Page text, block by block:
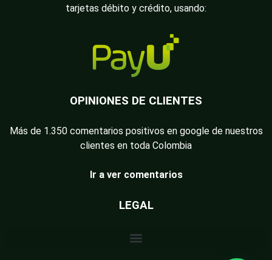
tarjetas débito y crédito, usando:
OPINIONES DE CLIENTES
Más de 1.350 comentarios positivos en google de nuestros
clientes en toda Colombia
Ir a ver comentarios
LEGAL